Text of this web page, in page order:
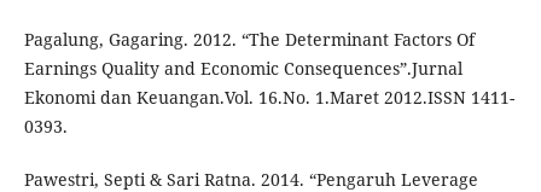
Pagalung, Gagaring. 2012. “The Determinant Factors Of
Earnings Quality and Economic Consequences”.Jurnal
Ekonomi dan Keuangan.Vol. 16.No. 1.Maret 2012.ISSN 1411-
0393.
Pawestri, Septi & Sari Ratna. 2014. “Pengaruh Leverage